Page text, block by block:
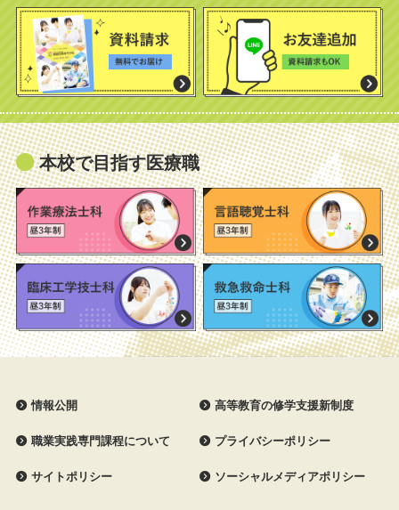
本校で目指す医療職
情報公開 高等教育の修学支援新制度
職業実践専門課程について プライバシーポリシー
サイトポリシー ソーシャルメディアポリシー